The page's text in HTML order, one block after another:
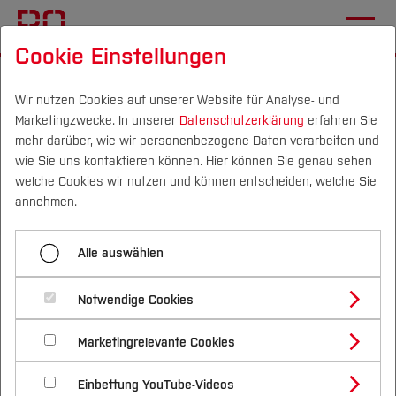
Campus Personen DE|EN Quicklinks
Studium
Studienangebote
Bachelorstudiengänge
Masterstudiengänge
Vor dem Studium
Bewerben & Einschreiben
Bewerbungsportal
Im Studium
Studienbüros und Prüfungen
Nach dem Studium
Forschung & Transfer
Profil
Forschungs- und Transferprofil
Schwerpunkte (FuT)
Beratung & Förderung
Nachhaltigkeit
Nachhaltigkeit studieren
International
Beratung & Förderung
Erfindungen & Schutzrechte
Menü aufklappen
Förderinformation und Antragsberatung
Forschungsdatenmanagement
Förderung des wissenschaftlichen
Nachwuchses
Erfindungen & Schutzrechte
Erfindersprechstunden
Cookie Einstellungen
Wir nutzen Cookies auf unserer Website für Analyse- und
Marketingzwecke. In unserer Datenschutzerklärung erfahren Sie
mehr darüber, wie wir personenbezogene Daten verarbeiten und
wie Sie uns kontaktieren können. Hier können Sie genau sehen
welche Cookies wir nutzen und können entscheiden, welche Sie
annehmen.
Alle auswählen
Notwendige Cookies
Marketingrelevante Cookies
Einbettung YouTube-Videos